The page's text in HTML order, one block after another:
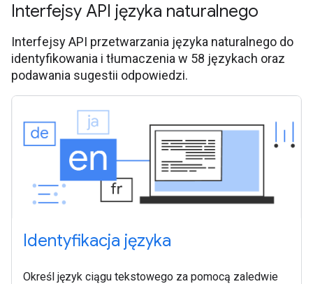
Interfejsy API języka naturalnego
Interfejsy API przetwarzania języka naturalnego do
identyfikowania i tłumaczenia w 58 językach oraz
podawania sugestii odpowiedzi.
Identyfikacja języka
Określ język ciągu tekstowego za pomocą zaledwie